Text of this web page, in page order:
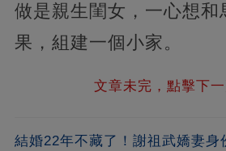
做是親生閨女，一心想和
果，組建一個小家。
文章未完，點擊下
結婚22年不藏了！謝祖武嬌妻身